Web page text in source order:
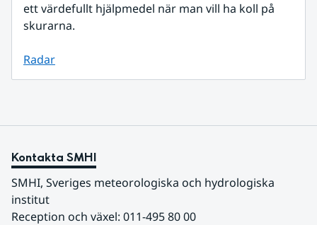
ett värdefullt hjälpmedel när man vill ha koll på
skurarna.
Radar
Kontakta SMHI
SMHI, Sveriges meteorologiska och hydrologiska
institut
Reception och växel: 011-495 80 00